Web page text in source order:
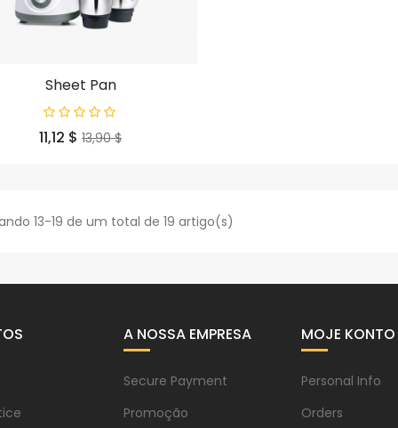
Sheet Pan
Preço
11,12 $ Preço
13,90 $
13-19 de um total de 19 artigo(s)
A NOSSA EMPRESA
Secure Payment
Promoção
MOJE KONTO
Personal Info
Orders